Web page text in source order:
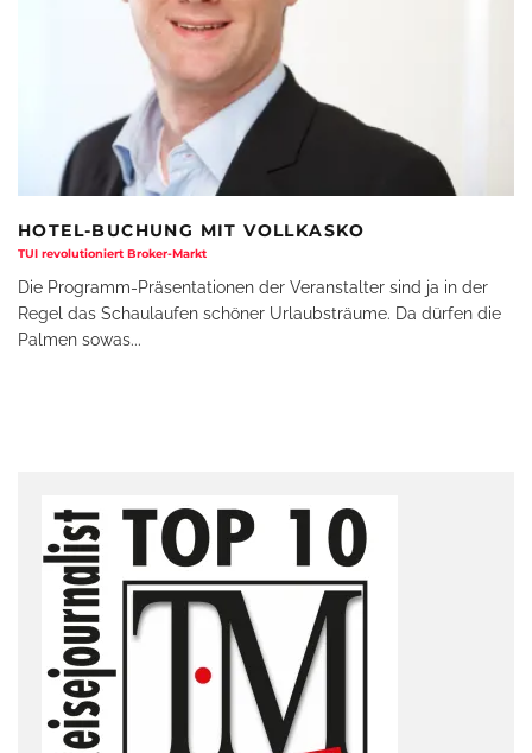
HOTEL-BUCHUNG MIT VOLLKASKO
TUI revolutioniert Broker-Markt
Die Programm-Präsentationen der Veranstalter sind ja in der
Regel das Schaulaufen schöner Urlaubsträume. Da dürfen die
Palmen sowas...